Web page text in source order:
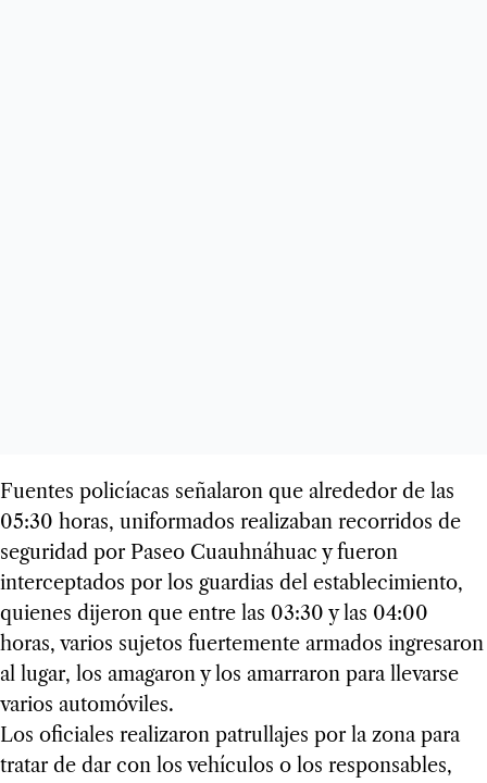
Fuentes policíacas señalaron que alrededor de las
05:30 horas, uniformados realizaban recorridos de
seguridad por Paseo Cuauhnáhuac y fueron
interceptados por los guardias del establecimiento,
quienes dijeron que entre las 03:30 y las 04:00
horas, varios sujetos fuertemente armados ingresaron
al lugar, los amagaron y los amarraron para llevarse
varios automóviles.
Los oficiales realizaron patrullajes por la zona para
tratar de dar con los vehículos o los responsables,